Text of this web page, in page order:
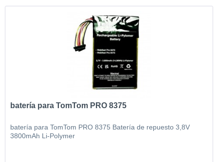
batería para TomTom PRO 8375
batería para TomTom PRO 8375 Batería de repuesto 3,8V
3800mAh Li-Polymer